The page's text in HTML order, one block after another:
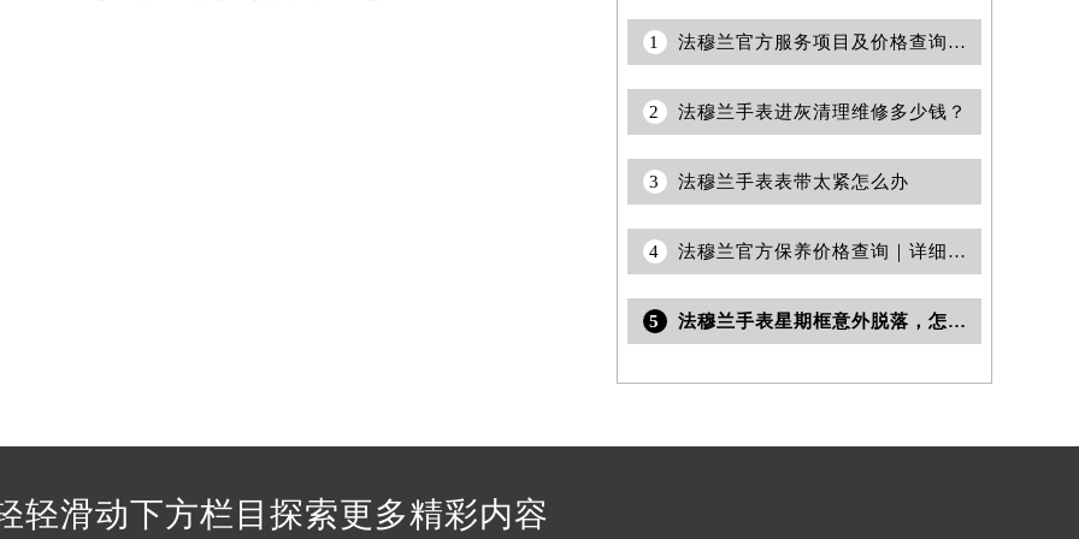
交叉口法穆兰售后服务中心（需提前预约）
1 法穆兰官方服务项目及价格查询｜服务热线及完整维修地址权威信息声明（2026年7月最新）
2 法穆兰手表进灰清理维修多少钱？
3 法穆兰手表表带太紧怎么办
4 法穆兰官方保养价格查询｜详细网点地址与售后服务电话权威信息公告（2026年7月最新）
5 法穆兰手表星期框意外脱落，怎么办
轻滑动下方栏目探索更多精彩内容